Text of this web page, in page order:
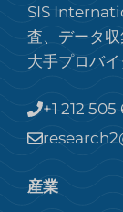
SIS
査、データ
大手プロバイ
+1 212
産業